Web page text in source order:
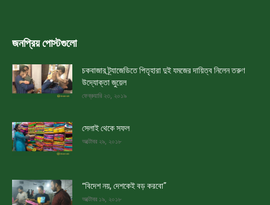
জনপ্রিয় পোস্টগুলো
চকবাজার ট্র্যাজেডিতে পিতৃহারা দুই যমজের দায়িত্ব নিলেন তরুণ
উদ্যোক্তা জুয়েল
ফেব্রুয়ারি ২৩, ২০১৯
সেলাই থেকে সফল
অক্টোবর ২৯, ২০১৮
“বিদেশ নয়, দেশকেই বড় করবো”
অক্টোবর ১৯, ২০১৮